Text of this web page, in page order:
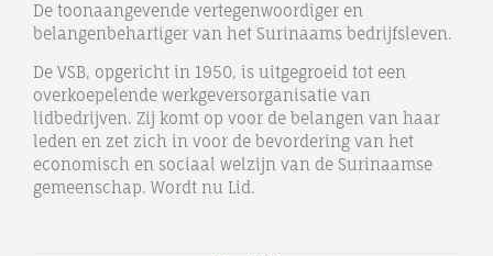
De toonaangevende vertegenwoordiger en
belangenbehartiger van het Surinaams bedrijfsleven.
De VSB, opgericht in 1950, is uitgegroeid tot een
overkoepelende werkgeversorganisatie van
lidbedrijven. Zij komt op voor de belangen van haar
leden en zet zich in voor de bevordering van het
economisch en sociaal welzijn van de Surinaamse
gemeenschap. Wordt nu Lid.